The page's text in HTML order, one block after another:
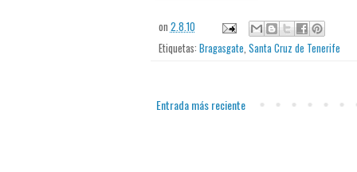
on 2.8.10
Etiquetas: Bragasgate, Santa Cruz de Tenerife
Entrada más reciente